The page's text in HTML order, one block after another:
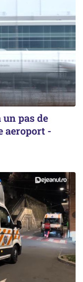
un pas de
aeroport -